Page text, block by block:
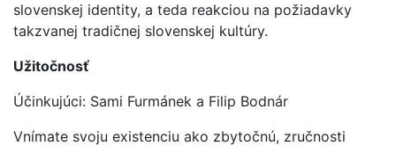
slovenskej identity, a teda reakciou na požiadavky
takzvanej tradičnej slovenskej kultúry.
Užitočnosť
Účinkujúci: Sami Furmánek a Filip Bodnár
Vnímate svoju existenciu ako zbytočnú, zručnosti